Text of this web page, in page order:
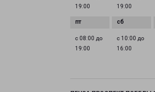
19:00
19:00
с 08:00 до
19:00
с 10:00 до
16:00